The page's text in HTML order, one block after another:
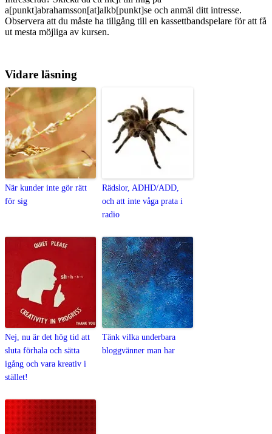
a[punkt]abrahamsson[at]alkb[punkt]se och anmäl ditt intresse.
Observera att du måste ha tillgång till en kassettbandspelare för att få
ut mesta möjliga av kursen.
Vidare läsning
När kunder inte gör rätt
för sig
Rädslor, ADHD/ADD,
och att inte våga prata i
radio
Nej, nu är det hög tid att
sluta förhala och sätta
igång och vara kreativ i
stället!
Tänk vilka underbara
bloggvänner man har